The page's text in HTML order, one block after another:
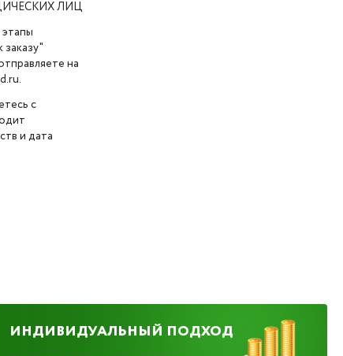
ЛИЦ
на
с
и дата
ИНДИВИДУАЛЬНЫЙ ПОДХОД